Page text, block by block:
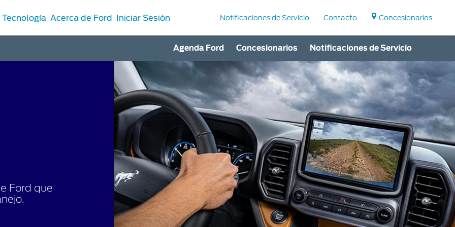
Repuestos y
Accesorios
Repuestos Originales
Notificaciones de Servicio Contacto Concesionarios
Tecnología Acerca de Ford Iniciar Sesión
Agenda Ford Concesionarios Notificaciones de Servicio
Ford que